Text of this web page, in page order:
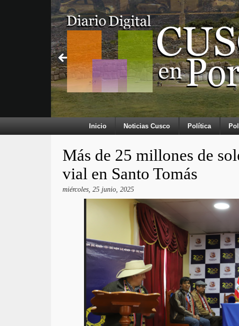
Inicio Noticias Cusco Política
Más de 25 millones de
vial en Santo Tomás
miércoles, 25 junio, 2025